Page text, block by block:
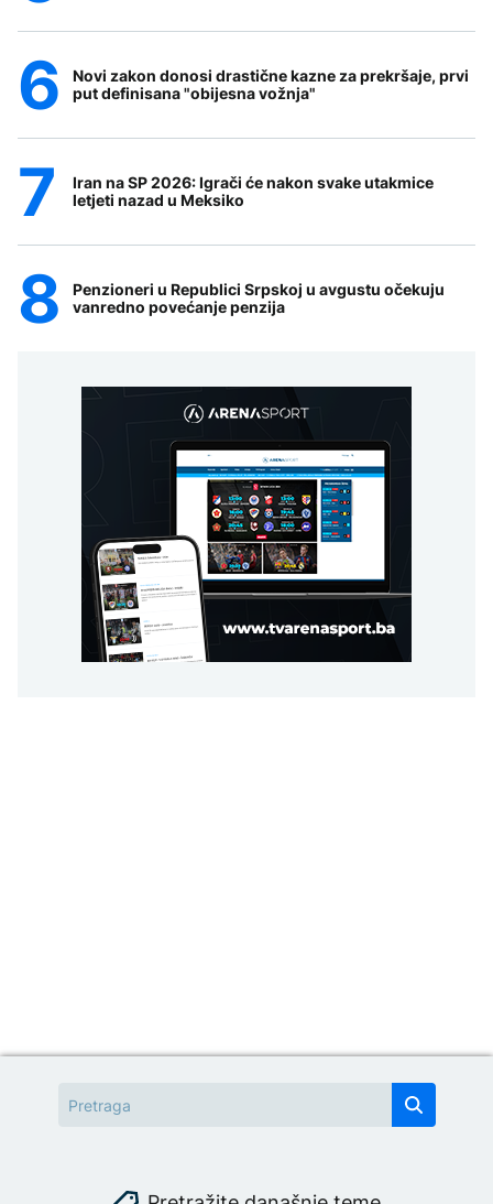
Novi zakon donosi drastične kazne za prekršaje, prvi
put definisana "obijesna vožnja"
Iran na SP 2026: Igrači će nakon svake utakmice
letjeti nazad u Meksiko
Penzioneri u Republici Srpskoj u avgustu očekuju
vanredno povećanje penzija